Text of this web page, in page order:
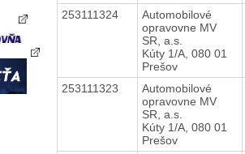
253111324
Automobilové
opravovne MV
SR, a.s.
Kúty 1/A, 080 01
Prešov
253111323
Automobilové
opravovne MV
SR, a.s.
Kúty 1/A, 080 01
Prešov